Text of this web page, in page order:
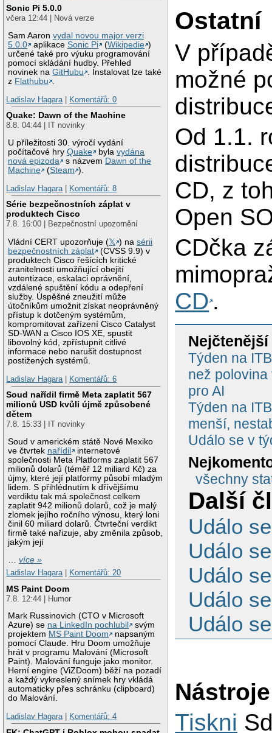
Sonic Pi 5.0.0
včera 12:44 | Nová verze
Sam Aaronvydal novou major verzi
5.0.0
aplikaceSonic Pi (Wikipedie )
určené také pro výuku programování
pomocí skládání hudby. Přehled
novinek naGitHubu . Instalovat lze také
z Flathubu .
Ladislav Hagara | Komentářů: 0
Quake: Dawn of the Machine
8.8. 04:44 | IT novinky
U příležitosti 30. výročí vydání
počítačové hryQuake bylavydána
nová epizoda
s názvem Dawn of the
Machine
(Steam ).
Ladislav Hagara | Komentářů: 8
Série bezpečnostních záplat v
produktech Cisco
7.8. 16:00 | Bezpečnostní upozornění
Vládní CERT upozorňuje (𝕏 ) nasérii
bezpečnostních záplat
(CVSS 9.9) v
produktech Cisco řešících kritické
zranitelnosti umožňující obejití
autentizace, eskalaci oprávnění,
vzdálené spuštění kódu a odepření
služby. Úspěšné zneužití může
útočníkům umožnit získat neoprávněný
přístup k dotčeným systémům,
kompromitovat zařízení Cisco Catalyst
SD-WAN a Cisco IOS XE, spustit
libovolný kód, zpřístupnit citlivé
informace nebo narušit dostupnost
postižených systémů.
Ladislav Hagara | Komentářů: 6
Soud nařídil firmě Meta zaplatit 567
milionů USD kvůli újmě způsobené
dětem
7.8. 15:33 | IT novinky
Soud v americkém státě Nové Mexiko
ve čtvrtek nařídil
internetové
společnosti Meta Platforms zaplatit 567
milionů dolarů (téměř 12 miliard Kč) za
újmy, které její platformy působí mladým
lidem. S přihlédnutím k dřívějšímu
verdiktu tak má společnost celkem
zaplatit 942 milionů dolarů, což je malý
zlomek jejího ročního výnosu, který loni
činil 60 miliard dolarů. Čtvrteční verdikt
firmě také nařizuje, aby změnila způsob,
jakým její
…více »
Ladislav Hagara| Komentářů: 20
MS Paint Doom
7.8. 12:44 | Humor
Mark Russinovich (CTO v Microsoft
Azure) se na LinkedIn pochlubil
svým
projektem MS Paint Doom
napsaným
pomocí Claude. Hru Doom umožňuje
hrát v programu Malování (Microsoft
Paint). Malování funguje jako monitor.
Herní engine (ViZDoom) běží na pozadí
a každý vykreslený snímek hry vkládá
automaticky přes schránku (clipboard)
do Malování.
Ladislav Hagara| Komentářů: 4
Ostatní
V
možné
Od 1.1.
CD, z
Open
CDčka
CD .
Týden na
než
pro AI
Týden na
menší,
Událo se v
všechny
Další
Událo
Událo
Událo
Událo
Událo
Nástroje
Tiskni